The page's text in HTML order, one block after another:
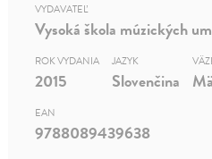
VYDAVATEĽ
Vysoká škola múzických
ROK VYDANIA
2015
JAZYK
Slovenčina
EAN
9788089439638